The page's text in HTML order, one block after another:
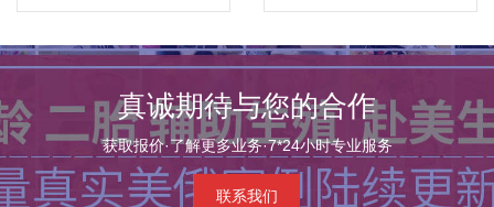
真诚期待与您的合作
获取报价·了解更多业务·7*24小时专业服务
联系我们